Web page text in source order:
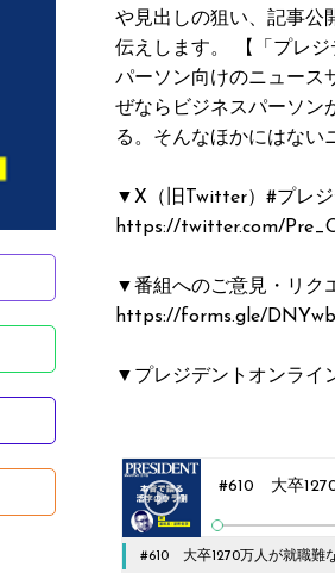
や見出しの狙い、記事公
伝えします。 【「プレ
パーソン向けのニュース
ぜならビジネスパーソン
る。そんなほかにはない
▼X（旧Twitter）#プレジ
https://twitter.com/
▼番組へのご意見・リク
https://forms.gle/
▼プレジデントオンラ
#610 大卒1270万人が就職難